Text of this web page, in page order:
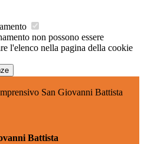
non possono essere
l'elenco nella pagina della cookie
San Giovanni Battista
Battista